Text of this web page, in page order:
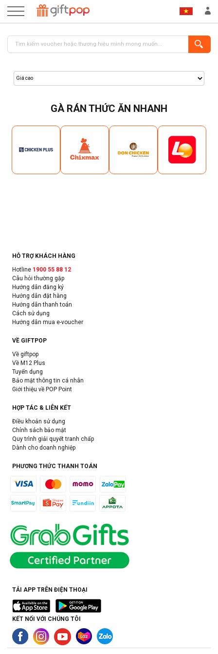
GÀ RÁN THỨC ĂN NHANH
HỖ TRỢ KHÁCH HÀNG
Hotline 1900 55 88 12
Câu hỏi thường gặp
Hướng dẫn đăng ký
Hướng dẫn đặt hàng
Hướng dẫn thanh toán
Cách sử dụng
Hướng dẫn mua e-voucher
VỀ GIFTPOP
Về giftpop
Về M12 Plus
Tuyển dụng
Bảo mật thông tin cá nhân
Giới thiệu về POP Point
HỢP TÁC & LIÊN KẾT
Điều khoản sử dụng
Chính sách bảo mật
Quy trình giải quyết tranh chấp
Dành cho doanh nghiệp
PHƯƠNG THỨC THANH TOÁN
TẢI APP TRÊN ĐIỆN THOẠI
KẾT NỐI VỚI CHÚNG TÔI